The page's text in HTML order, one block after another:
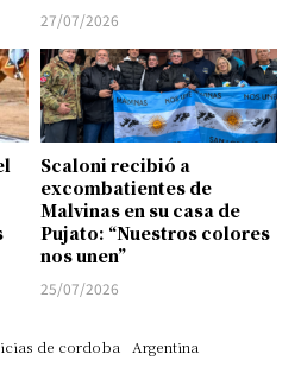
27/07/2026
Scaloni recibió a
excombatientes de
Malvinas en su casa de
Pujato: “Nuestros colores
nos unen”
25/07/2026
de cordoba Argentina